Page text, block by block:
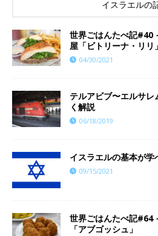
イスラエルの
世界ごはんたべ記#40
屋「ビトリーナ・リリ」
04/30/2021
テルアビブ〜エルサ
く解説
06/18/2019
イスラエルの基本が学
09/15/2021
世界ごはんたべ記#64
「アブゴッシュ」